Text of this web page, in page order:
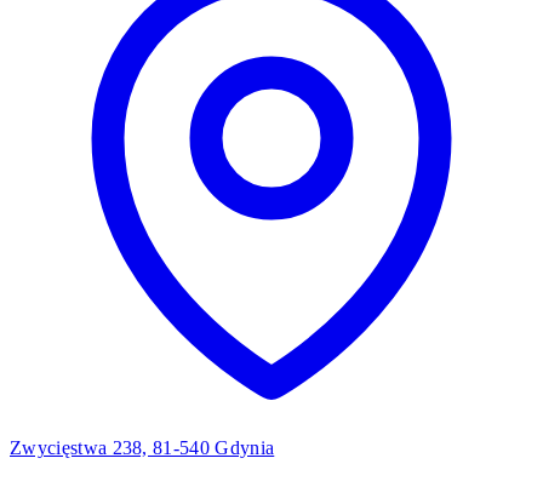
Zwycięstwa 238, 81-540 Gdynia